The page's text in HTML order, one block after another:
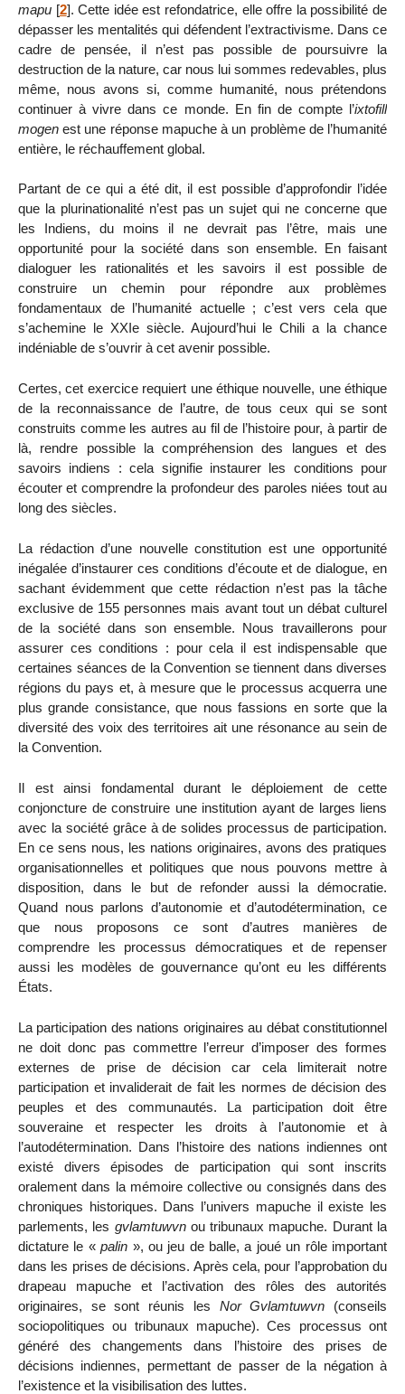
mapu [2]. Cette idée est refondatrice, elle offre la possibilité de
dépasser les mentalités qui défendent l’extractivisme. Dans ce
cadre de pensée, il n’est pas possible de poursuivre la
destruction de la nature, car nous lui sommes redevables, plus
même, nous avons si, comme humanité, nous prétendons
continuer à vivre dans ce monde. En fin de compte l’ixtofill
mogen est une réponse mapuche à un problème de l’humanité
entière, le réchauffement global.
Partant de ce qui a été dit, il est possible d’approfondir l’idée
que la plurinationalité n’est pas un sujet qui ne concerne que
les Indiens, du moins il ne devrait pas l’être, mais une
opportunité pour la société dans son ensemble. En faisant
dialoguer les rationalités et les savoirs il est possible de
construire un chemin pour répondre aux problèmes
fondamentaux de l’humanité actuelle ; c’est vers cela que
s’achemine le XXIe siècle. Aujourd’hui le Chili a la chance
indéniable de s’ouvrir à cet avenir possible.
Certes, cet exercice requiert une éthique nouvelle, une éthique
de la reconnaissance de l’autre, de tous ceux qui se sont
construits comme les autres au fil de l’histoire pour, à partir de
là, rendre possible la compréhension des langues et des
savoirs indiens : cela signifie instaurer les conditions pour
écouter et comprendre la profondeur des paroles niées tout au
long des siècles.
La rédaction d’une nouvelle constitution est une opportunité
inégalée d’instaurer ces conditions d’écoute et de dialogue, en
sachant évidemment que cette rédaction n’est pas la tâche
exclusive de 155 personnes mais avant tout un débat culturel
de la société dans son ensemble. Nous travaillerons pour
assurer ces conditions : pour cela il est indispensable que
certaines séances de la Convention se tiennent dans diverses
régions du pays et, à mesure que le processus acquerra une
plus grande consistance, que nous fassions en sorte que la
diversité des voix des territoires ait une résonance au sein de
la Convention.
Il est ainsi fondamental durant le déploiement de cette
conjoncture de construire une institution ayant de larges liens
avec la société grâce à de solides processus de participation.
En ce sens nous, les nations originaires, avons des pratiques
organisationnelles et politiques que nous pouvons mettre à
disposition, dans le but de refonder aussi la démocratie.
Quand nous parlons d’autonomie et d’autodétermination, ce
que nous proposons ce sont d’autres manières de
comprendre les processus démocratiques et de repenser
aussi les modèles de gouvernance qu’ont eu les différents
États.
La participation des nations originaires au débat constitutionnel
ne doit donc pas commettre l’erreur d’imposer des formes
externes de prise de décision car cela limiterait notre
participation et invaliderait de fait les normes de décision des
peuples et des communautés. La participation doit être
souveraine et respecter les droits à l’autonomie et à
l’autodétermination. Dans l’histoire des nations indiennes ont
existé divers épisodes de participation qui sont inscrits
oralement dans la mémoire collective ou consignés dans des
chroniques historiques. Dans l’univers mapuche il existe les
parlements, les gvlamtuwvnou tribunaux mapuche. Durant la
dictature le «palin », ou jeu de balle, a joué un rôle important
dans les prises de décisions. Après cela, pour l’approbation du
drapeau mapuche et l’activation des rôles des autorités
originaires, se sont réunis les Nor Gvlamtuwvn (conseils
sociopolitiques ou tribunaux mapuche). Ces processus ont
généré des changements dans l’histoire des prises de
décisions indiennes, permettant de passer de la négation à
l’existence et la visibilisation des luttes.